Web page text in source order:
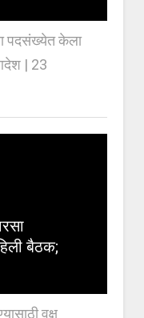
पदसंख्येत केला
| 23
बैठक;
वृक्ष